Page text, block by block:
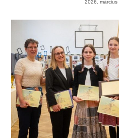
2026. március